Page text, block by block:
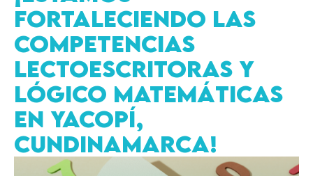
FORTALECIENDO LAS
COMPETENCIAS
LECTOESCRITORAS Y
LÓGICO MATEMÁTICAS
EN YACOPÍ,
CUNDINAMARCA!